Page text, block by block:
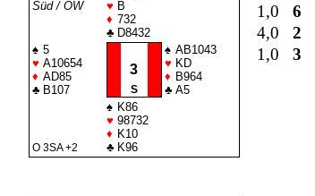
Süd / OW
♥ B
♦ 732
♣ D8432
♠ 5
♥ A10654
♦ AD85
♣ B107
3
S
♠ AB1043
♥ KD
♦ B964
♣ A5
O 3SA+2
♠ K86
♥ 98732
♦ K10
♣ K96
1,0 6
4,0
2
1,0
3